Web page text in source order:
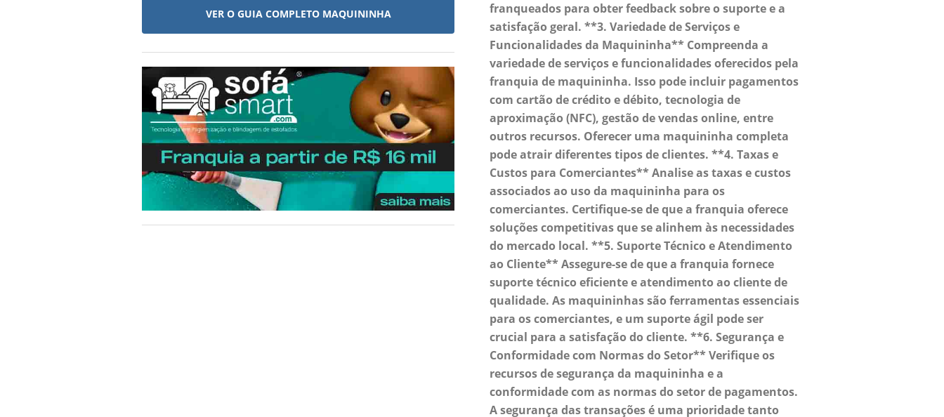
VER O GUIA COMPLETO MAQUININHA
franqueados para obter feedback sobre o suporte e a
satisfação geral. **3. Variedade de Serviços e
Funcionalidades da Maquininha** Compreenda a
variedade de serviços e funcionalidades oferecidos pela
franquia de maquininha. Isso pode incluir pagamentos
com cartão de crédito e débito, tecnologia de
aproximação (NFC), gestão de vendas online, entre
outros recursos. Oferecer uma maquininha completa
pode atrair diferentes tipos de clientes. **4. Taxas e
Custos para Comerciantes** Analise as taxas e custos
associados ao uso da maquininha para os
comerciantes. Certifique-se de que a franquia oferece
soluções competitivas que se alinhem às necessidades
do mercado local. **5. Suporte Técnico e Atendimento
ao Cliente** Assegure-se de que a franquia fornece
suporte técnico eficiente e atendimento ao cliente de
qualidade. As maquininhas são ferramentas essenciais
para os comerciantes, e um suporte ágil pode ser
crucial para a satisfação do cliente. **6. Segurança e
Conformidade com Normas do Setor** Verifique os
recursos de segurança da maquininha e a
conformidade com as normas do setor de pagamentos.
A segurança das transações é uma prioridade tanto